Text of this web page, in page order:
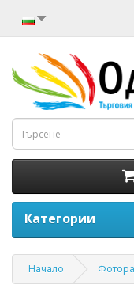
Категории
Начало